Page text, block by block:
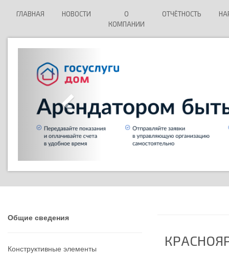
ГЛАВНАЯ НОВОСТИ
О
КОМПАНИИ
ОТЧЁТНОСТЬ
Общие сведения
Конструктивные элементы